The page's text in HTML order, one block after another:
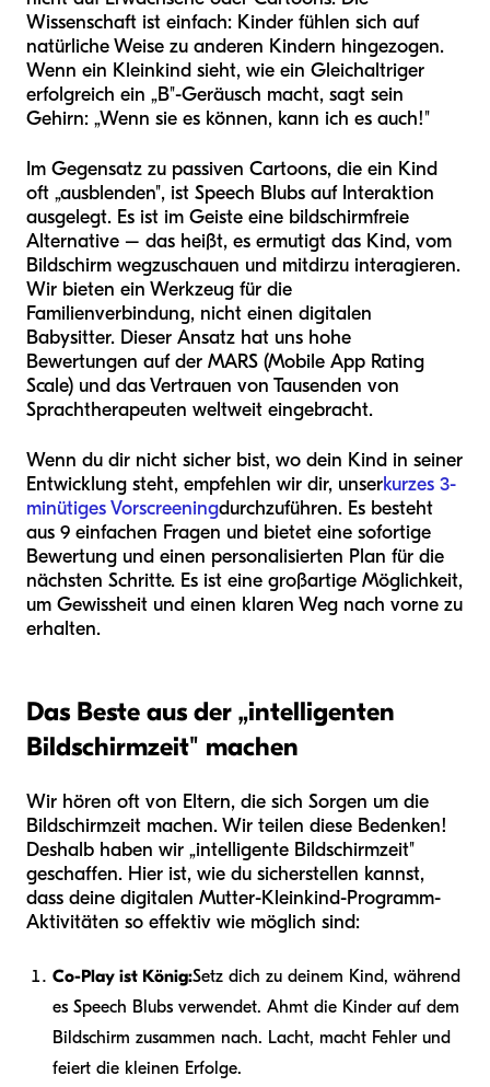
Wissenschaft ist einfach: Kinder fühlen sich auf
natürliche Weise zu anderen Kindern hingezogen.
Wenn ein Kleinkind sieht, wie ein Gleichaltriger
erfolgreich ein „B"-Geräusch macht, sagt sein
Gehirn: „Wenn sie es können, kann ich es auch!"
Im Gegensatz zu passiven Cartoons, die ein Kind
oft „ausblenden", ist Speech Blubs auf Interaktion
ausgelegt. Es ist im Geiste eine bildschirmfreie
Alternative – das heißt, es ermutigt das Kind, vom
Bildschirm wegzuschauen und mitdirzu interagieren.
Wir bieten ein Werkzeug für die
Familienverbindung, nicht einen digitalen
Babysitter. Dieser Ansatz hat uns hohe
Bewertungen auf der MARS (Mobile App Rating
Scale) und das Vertrauen von Tausenden von
Sprachtherapeuten weltweit eingebracht.
Wenn du dir nicht sicher bist, wo dein Kind in seiner
Entwicklung steht, empfehlen wir dir, unserkurzes 3-
minütiges Vorscreeningdurchzuführen. Es besteht
aus 9 einfachen Fragen und bietet eine sofortige
Bewertung und einen personalisierten Plan für die
nächsten Schritte. Es ist eine großartige Möglichkeit,
um Gewissheit und einen klaren Weg nach vorne zu
erhalten.
Das Beste aus der „intelligenten
Bildschirmzeit" machen
Wir hören oft von Eltern, die sich Sorgen um die
Bildschirmzeit machen. Wir teilen diese Bedenken!
Deshalb haben wir „intelligente Bildschirmzeit"
geschaffen. Hier ist, wie du sicherstellen kannst,
dass deine digitalen Mutter-Kleinkind-Programm-
Aktivitäten so effektiv wie möglich sind:
Co-Play ist König:Setz dich zu deinem Kind, während
es Speech Blubs verwendet. Ahmt die Kinder auf dem
Bildschirm zusammen nach. Lacht, macht Fehler und
feiert die kleinen Erfolge.